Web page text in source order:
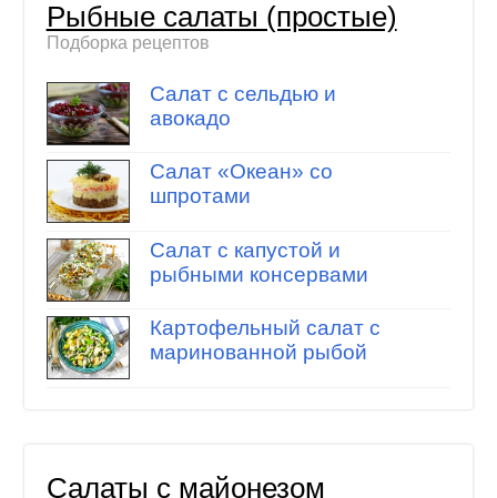
Рыбные салаты (простые)
Подборка рецептов
Салат с сельдью и
авокадо
Салат «Океан» со
шпротами
Салат с капустой и
рыбными консервами
Картофельный салат с
маринованной рыбой
Салаты с майонезом